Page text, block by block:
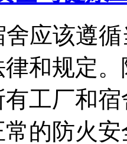
应该遵循
和规定
有工厂和
常的防火